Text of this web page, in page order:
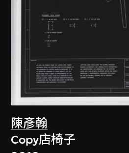
陳彥翰
Copy店椅子